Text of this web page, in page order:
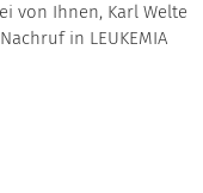
von Ihnen, Karl Welte
in LEUKEMIA